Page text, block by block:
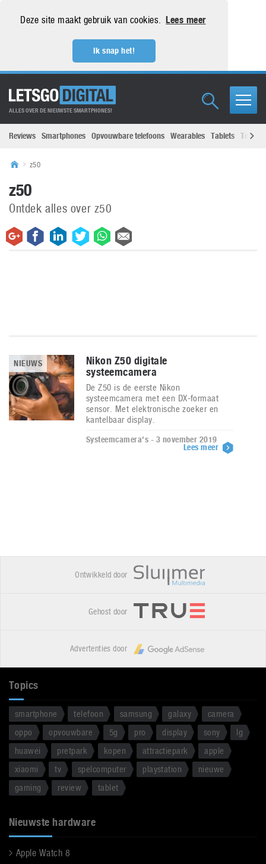
Deze site maakt gebruik van cookies. Lees meer
Ik snap het!
ALLES OVER DE NIEUWSTE SMARTPHONES!
Reviews Smartphones Opvouwbare telefoons Wearables Tablets
z50
z50
Ontdek alles over z50
NIEUWS
Nikon Z50 digitale
systeemcamera
De Z50 is de eerste Nikon
systeemcamera met een DX-formaat
sensor. Met elektronische zoeker en
kantelbaar display.
Systeemcamera's - 3 november 2019
Lees meer
Ontwikkeld door
Gehost door
Advertenties door
Topics
smartphone telefoon samsung galaxy
camera
oppo
opvouwbare 5g pro display sony
lg
huawei
pretpark kopen attractiepark
apple
xiaomi
tv spelcomputer playstation
nieuwe
gaming
review tablet
Nieuwste hardware
Apple Watch 8